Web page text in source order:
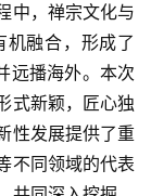
中，禅宗文化与
融合，形成了
远播海外。本次
式新颖，匠心独
性发展提供了重
不同领域的代表